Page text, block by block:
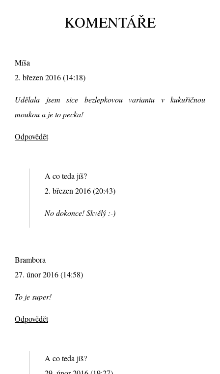
KOMENTÁŘE
Míša
2. březen 2016 (14:18)
Udělala jsem sice bezlepkovou variantu v kukuřičnou
moukou a je to pecka!
Odpovědět
A co teda jíš?
2. březen 2016 (20:43)
No dokonce! Skvělý :-)
Brambora
27. únor 2016 (14:58)
To je super!
Odpovědět
A co teda jíš?